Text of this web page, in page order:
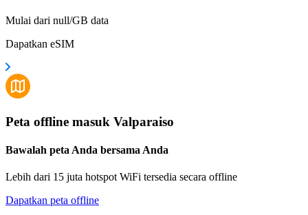
Mulai dari null/GB data
Dapatkan eSIM
Peta offline masuk Valparaiso
Bawalah peta Anda bersama Anda
Lebih dari 15 juta hotspot WiFi tersedia secara offline
Dapatkan peta offline